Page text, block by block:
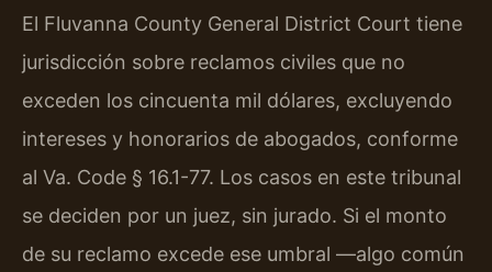
El Fluvanna County General District Court tiene
jurisdicción sobre reclamos civiles que no
exceden los cincuenta mil dólares, excluyendo
intereses y honorarios de abogados, conforme
al Va. Code § 16.1-77. Los casos en este tribunal
se deciden por un juez, sin jurado. Si el monto
de su reclamo excede ese umbral —algo común